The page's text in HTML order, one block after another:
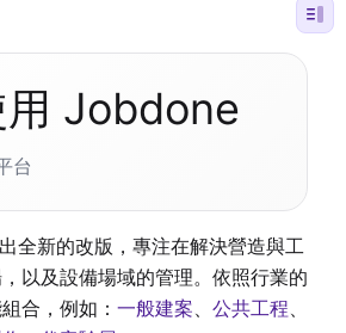
Jobdone
台
全新的改版，專注在解決營造與工
以及設備場域的管理。依照行業的
合，例如： 一般建案、 公共工程、